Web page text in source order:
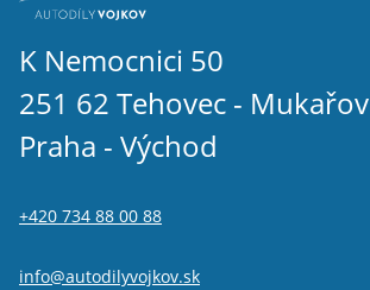
K Nemocnici 50
251 62 Tehovec - Mukařov
Praha - Východ
+420 734 88 00 88
info@autodilyvojkov.sk